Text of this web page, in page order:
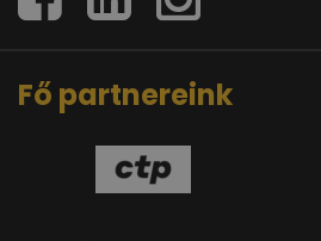
Fő partnereink